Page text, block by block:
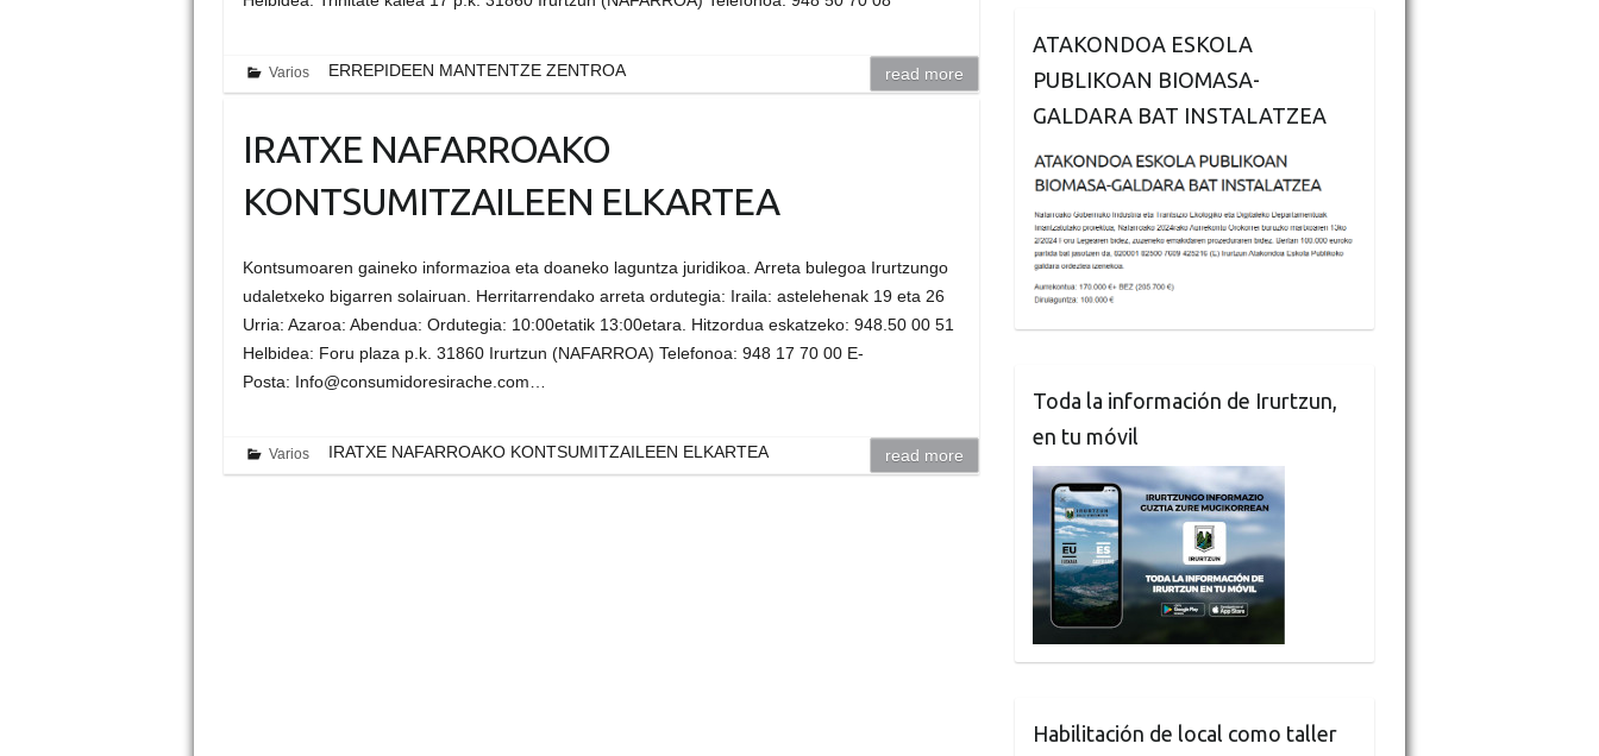
Varios ERREPIDEEN MANTENTZE ZENTROA read more
IRATXE NAFARROAKO
KONTSUMITZAILEEN ELKARTEA
Kontsumoaren gaineko informazioa eta doaneko laguntza juridikoa. Arreta bulegoa Irurtzungo
udaletxeko bigarren solairuan. Herritarrendako arreta ordutegia: Iraila: astelehenak 19 eta 26
Urria: Azaroa: Abendua: Ordutegia: 10:00etatik 13:00etara. Hitzordua eskatzeko: 948.50 00 51
Helbidea: Foru plaza p.k. 31860 Irurtzun (NAFARROA) Telefonoa: 948 17 70 00 E-
Posta: Info@consumidoresirache.com…
Varios IRATXE NAFARROAKO KONTSUMITZAILEEN ELKARTEA read more
ATAKONDOA ESKOLA
PUBLIKOAN BIOMASA-
GALDARA BAT INSTALATZEA
Toda la información de Irurtzun,
en tu móvil
Habilitación de local como taller